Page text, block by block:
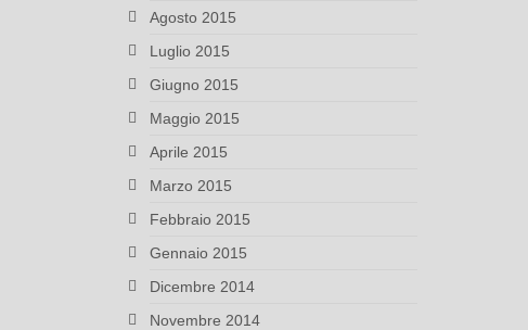
Agosto 2015
Luglio 2015
Giugno 2015
Maggio 2015
Aprile 2015
Marzo 2015
Febbraio 2015
Gennaio 2015
Dicembre 2014
Novembre 2014